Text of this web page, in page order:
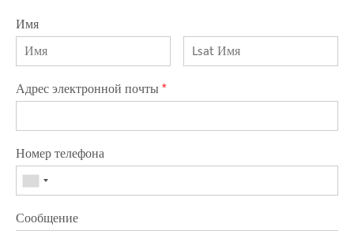
Имя
Адрес электронной почты*
Номер телефона
Сообщение